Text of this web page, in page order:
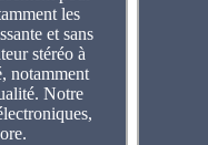
les
et sans
stéréo à
notamment
Notre